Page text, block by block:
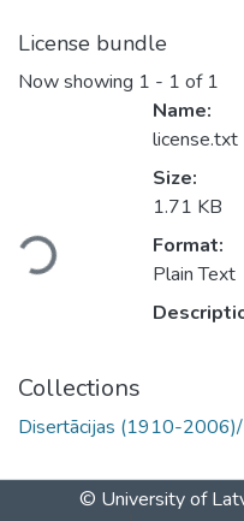
License bundle
Now showing 1 - 1 of 1
Name:
license.txt
Size:
1.71 KB
Format:
Plain Text
Collections
Disertācijas (1910-
© University of